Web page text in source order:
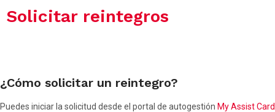
Solicitar reintegros
¿Cómo solicitar un reintegro?
Puedes iniciar la solicitud desde el portal de autogestión My Assist Card